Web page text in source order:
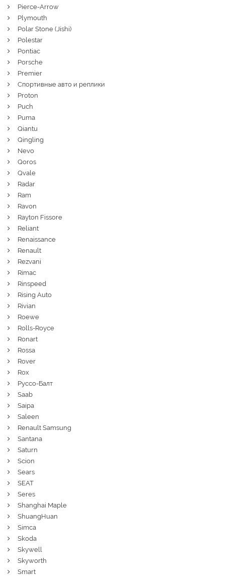
Pierce-Arrow
Plymouth
Polar Stone (Jishi)
Polestar
Pontiac
Porsche
Premier
Спортивные авто и реплики
Proton
Puch
Puma
Qiantu
Qingling
Nevo
Qoros
Qvale
Radar
Ram
Ravon
Rayton Fissore
Reliant
Renaissance
Renault
Rezvani
Rimac
Rinspeed
Rising Auto
Rivian
Roewe
Rolls-Royce
Ronart
Rossa
Rover
Rox
Руссо-Балт
Saab
Saipa
Saleen
Renault Samsung
Santana
Saturn
Scion
Sears
SEAT
Seres
Shanghai Maple
ShuangHuan
Simca
Skoda
Skywell
Skyworth
Smart